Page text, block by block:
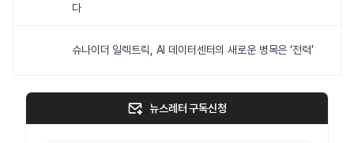
다
슈나이더 일렉트릭, AI 데이터센터의 새로운 병목은 ‘전력’
뉴스레터 구독신청